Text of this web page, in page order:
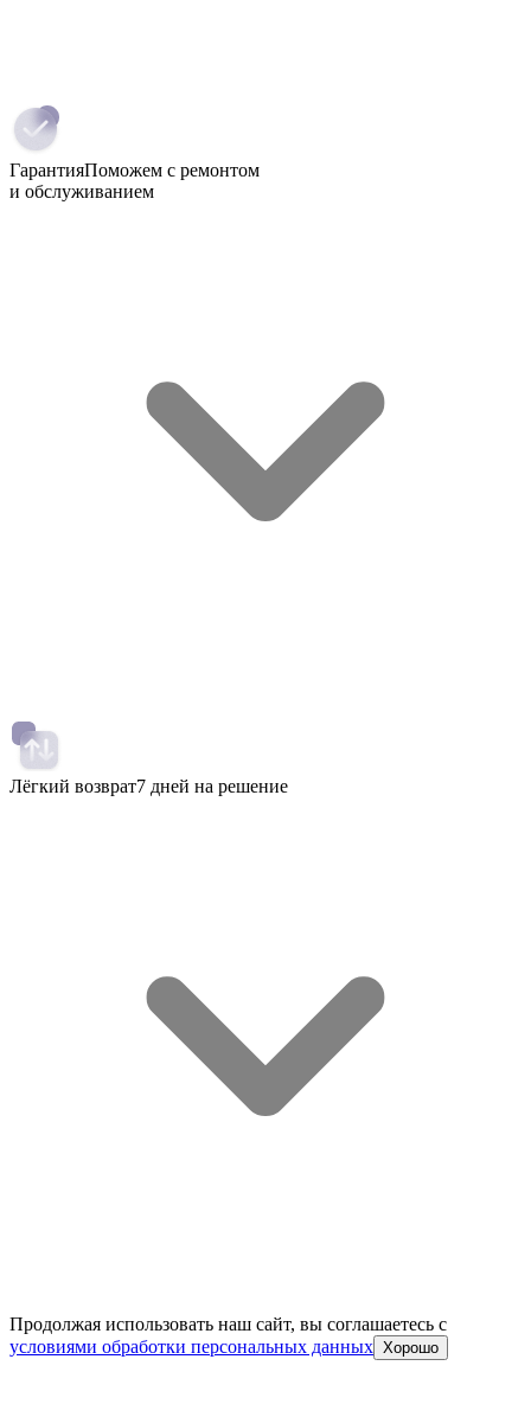
ГарантияПоможем с ремонтом
и обслуживанием
Лёгкий возврат7 дней на решение
Продолжая использовать наш сайт, вы соглашаетесь c
условиями обработки персональных данных Хорошо